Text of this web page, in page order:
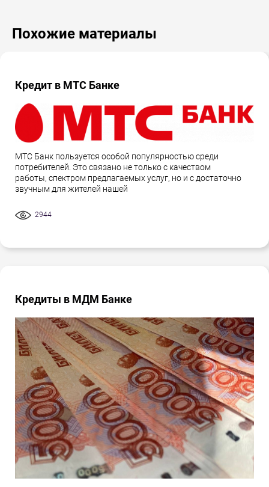
Похожие материалы
Кредит в МТС Банке
МТС Банк пользуется особой популярностью среди
потребителей. Это связано не только с качеством
работы, спектром предлагаемых услуг, но и с достаточно
звучным для жителей нашей
2944
Кредиты в МДМ Банке